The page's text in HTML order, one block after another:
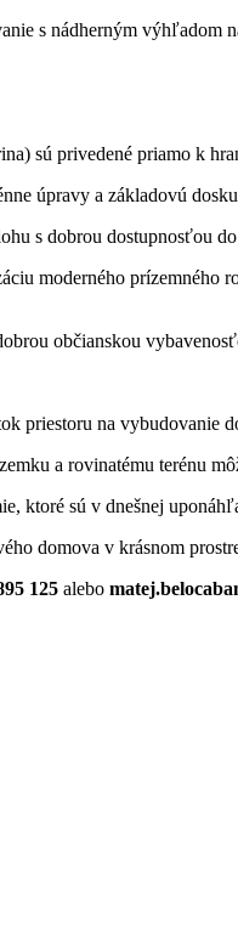
s nádherným výhľadom
sú privedené priamo k
úpravy a základovú
s dobrou dostupnosťou
moderného
občianskou
priestoru na
a rovinatému terénu
ktoré sú v dnešnej
domova v krásnom
125 alebo